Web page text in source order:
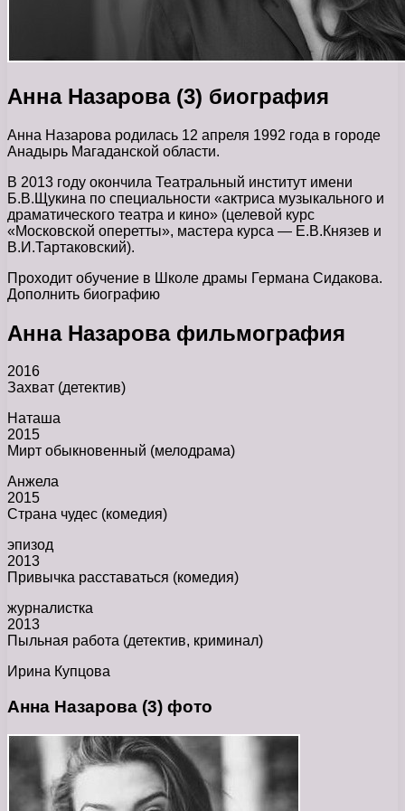
Анна Назарова (3) биография
Анна Назарова родилась 12 апреля 1992 года в городе
Анадырь Магаданской области.
В 2013 году окончила Театральный институт имени
Б.В.Щукина по специальности «актриса музыкального и
драматического театра и кино» (целевой курс
«Московской оперетты», мастера курса — Е.В.Князев и
В.И.Тартаковский).
Проходит обучение в Школе драмы Германа Сидакова.
Дополнить биографию
Анна Назарова фильмография
2016
Захват (детектив)
Наташа
2015
Мирт обыкновенный (мелодрама)
Анжела
2015
Страна чудес (комедия)
эпизод
2013
Привычка расставаться (комедия)
журналистка
2013
Пыльная работа (детектив, криминал)
Ирина Купцова
Анна Назарова (3) фото